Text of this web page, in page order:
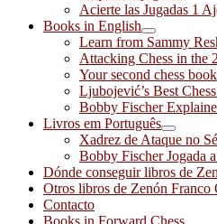
Acierte las Jugadas 1
Books in English
Learn from Sammy
Attacking Chess in the
Your second chess book
Ljubojević’s Best
Bobby Fischer
Livros em Português
Xadrez de Ataque no
Bobby Fischer Jogada
Dónde conseguir libros de
Otros libros de Zenón Franco
Contacto
Books in Forward Chess